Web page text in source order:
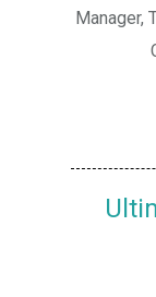
Manager,